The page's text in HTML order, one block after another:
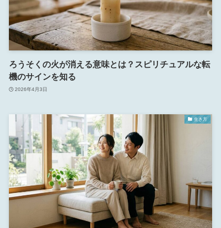
ろうそくの火が消える意味とは？スピリチュアルな転
機のサインを知る
2026年4月3日
生き方